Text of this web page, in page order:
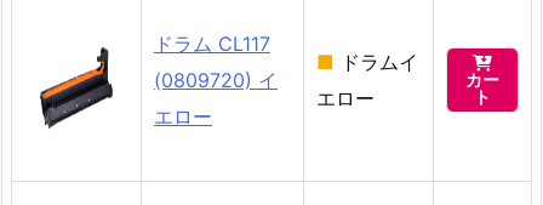
ドラム CL117
(0809720) イ
エロー
■ ドラムイ
エロー

カー
ト